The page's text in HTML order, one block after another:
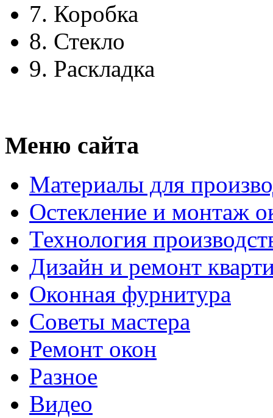
7. Коробка
8. Стекло
9. Раскладка
Меню сайта
Материалы для
Остекление и монтаж
Технология
Дизайн и ремонт
Оконная фурнитура
Советы мастера
Ремонт окон
Разное
Видео